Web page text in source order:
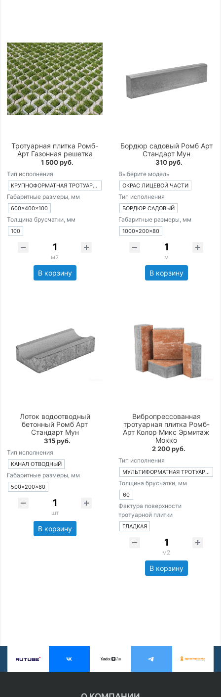
Тротуарная плитка Ромб-
Арт Газонная решетка
1 500 руб.
Тип исполнения
КРУПНОФОРМАТНАЯ ТРОТУАРНАЯ ПЛИТКА ИЗ 1-ГО ЭЛЕМЕНТА
Габаритные размеры, мм
600×400×100
Толщина брусчатки, мм
100
м2
В корзину
Бордюр садовый Ромб Арт
Стандарт Мун
310 руб.
Выберите модель
ОКРАС ЛИЦЕВОЙ ЧАСТИ
Тип исполнения
БОРДЮР САДОВЫЙ
Габаритные размеры, мм
1000×200×80
м
В корзину
Лоток водоотводный
бетонный Ромб Арт
Стандарт Мун
315 руб.
Тип исполнения
КАНАЛ ОТВОДНЫЙ
Габаритные размеры, мм
500×200×80
шт
В корзину
Вибропрессованная
тротуарная плитка Ромб-
Арт Колор Микс Эрмитаж
Мокко
2 200 руб.
Тип исполнения
МУЛЬТИФОРМАТНАЯ ТРОТУАРНАЯ ПЛИТКА ИЗ 4-Х ЭЛЕМЕНТОВ
Толщина брусчатки, мм
60
Фактура поверхности
тротуарной плитки
ГЛАДКАЯ
м2
В корзину